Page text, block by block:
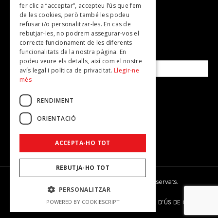
SUBSCRIU-TE A LA NOSTRA NEWSLETTER!
Correu electrònic*
Accepto lapolítica de privacitat
© 2026 - Dona Secret - Tots els drets reservats.
POLÍTICA DE PRIVACITAT POLÍTICA D’ÚS DE COOKIES
fer clic a “acceptar”, accepteu l’ús que fem
de les cookies, però també les podeu
refusar i/o personalitzar-les. En cas de
rebutjar-les, no podrem assegurar-vos el
correcte funcionament de les diferents
funcionalitats de la nostra pàgina. En
podeu veure els detalls, així com el nostre
avís legal i política de privacitat. Llegir-ne
més
RENDIMENT
ORIENTACIÓ
ACCEPTA-HO TOT
REBUTJA-HO TOT
PERSONALITZAR
POWERED BY COOKIESCRIPT